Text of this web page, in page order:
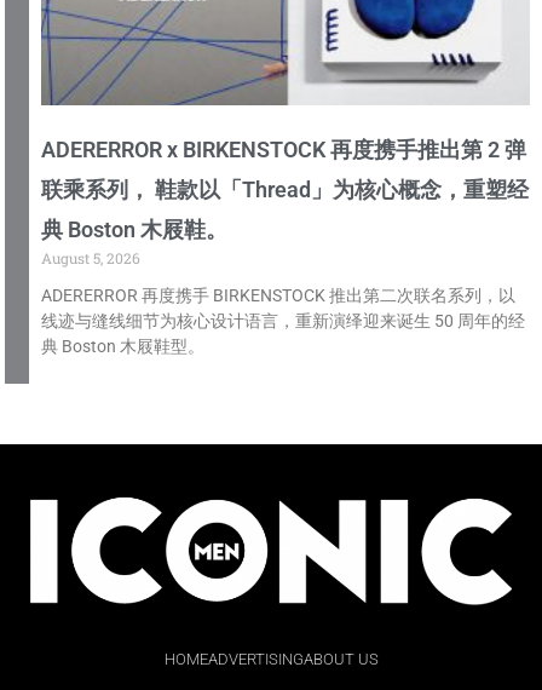
ADERERROR x BIRKENSTOCK 再度携手推出第 2 弹
联乘系列， 鞋款以「Thread」为核心概念，重塑经
典 Boston 木屐鞋。
August 5, 2026
ADERERROR 再度携手 BIRKENSTOCK 推出第二次联名系列，以
线迹与缝线细节为核心设计语言，重新演绎迎来诞生 50 周年的经
典 Boston 木屐鞋型。
HOMEADVERTISINGABOUT US